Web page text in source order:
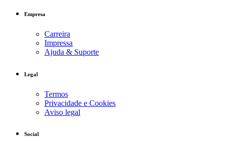
Empresa
Carreira
Impressa
Ajuda & Suporte
Legal
Termos
Privacidade e Cookies
Aviso legal
Social